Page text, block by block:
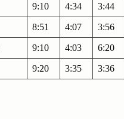
9:10 4:34 3:44
8:51 4:07 3:56
9:10 4:03 6:20
9:20 3:35 3:36